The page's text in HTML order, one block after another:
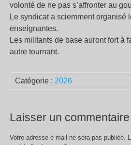
volonté de ne pas s’affronter au
Le syndicat a sciemment organisé
enseignantes.
Les militants de base auront fort à
autre tournant.
Catégorie : 2026
Laisser un commentaire
Votre adresse e-mail ne sera pas publiée.